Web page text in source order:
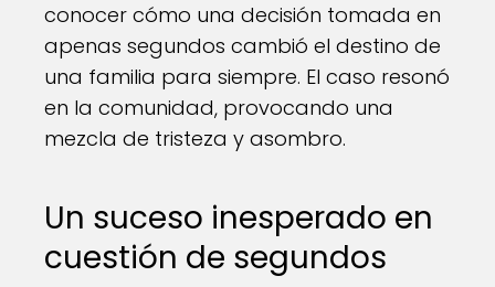
conocer cómo una decisión tomada en
apenas segundos cambió el destino de
una familia para siempre. El caso resonó
en la comunidad, provocando una
mezcla de tristeza y asombro.
Un suceso inesperado en
cuestión de segundos